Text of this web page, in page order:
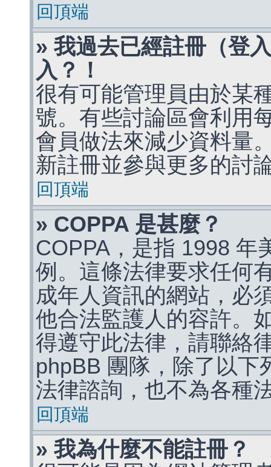
回頂端
» 我過去已經註冊（登
入？！
很有可能管理員由於某
號。有些討論區會利用
會員做法來減少資料量
新註冊並參與更多的討
回頂端
» COPPA 是甚麼？
COPPA，是指 1998 年
例。這條法律要求任何
成年人資訊的網站，必
他合法監護人的容許。
得遵守此法律，請聯絡
phpBB 團隊，除了以下
法律諮詢，也不為各種
回頂端
» 我為什麼不能註冊？